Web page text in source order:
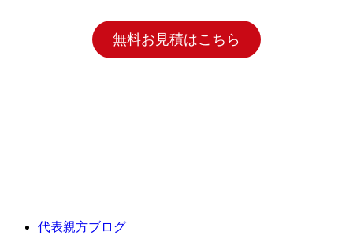
無料お見積はこちら
代表親方ブログ